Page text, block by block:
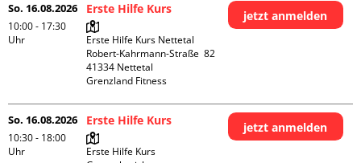
So. 16.08.2026
10:00 - 17:30
Uhr
Erste Hilfe Kurs
Erste Hilfe Kurs Nettetal
Robert-Kahrmann-Straße  82
41334 Nettetal
Grenzland Fitness
jetzt anmelden
So. 16.08.2026
10:30 - 18:00
Uhr
Erste Hilfe Kurs
Erste Hilfe Kurs
jetzt anmelden